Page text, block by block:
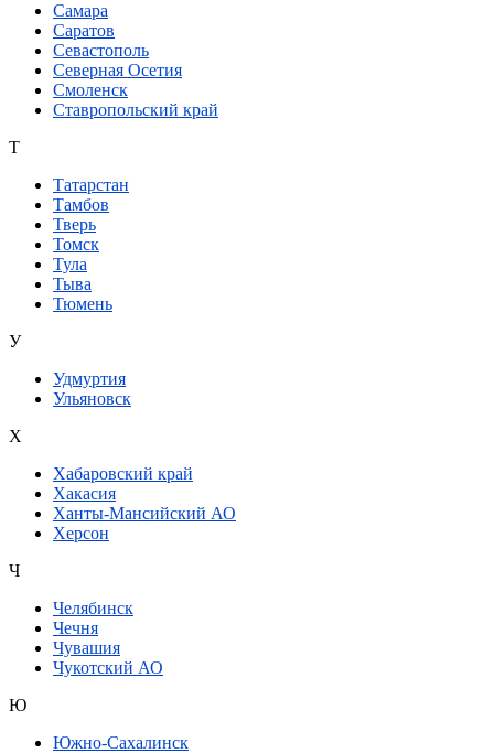
Самара
Саратов
Севастополь
Северная Осетия
Смоленск
Ставропольский край
Т
Татарстан
Тамбов
Тверь
Томск
Тула
Тыва
Тюмень
У
Удмуртия
Ульяновск
Х
Хабаровский край
Хакасия
Ханты-Мансийский АО
Херсон
Ч
Челябинск
Чечня
Чувашия
Чукотский АО
Ю
Южно-Сахалинск